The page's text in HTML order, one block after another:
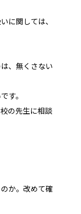
に関しては、
、無くさない
す。
の先生に相談
か。改めて確